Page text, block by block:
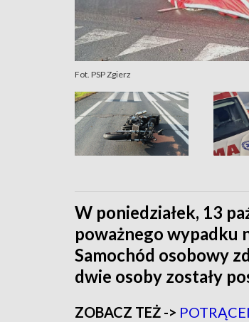
Fot. PSP Zgierz
W poniedziałek, 13
poważnego wypadku
Samochód osobowy
dwie osoby zostały
ZOBACZ TEŻ ->